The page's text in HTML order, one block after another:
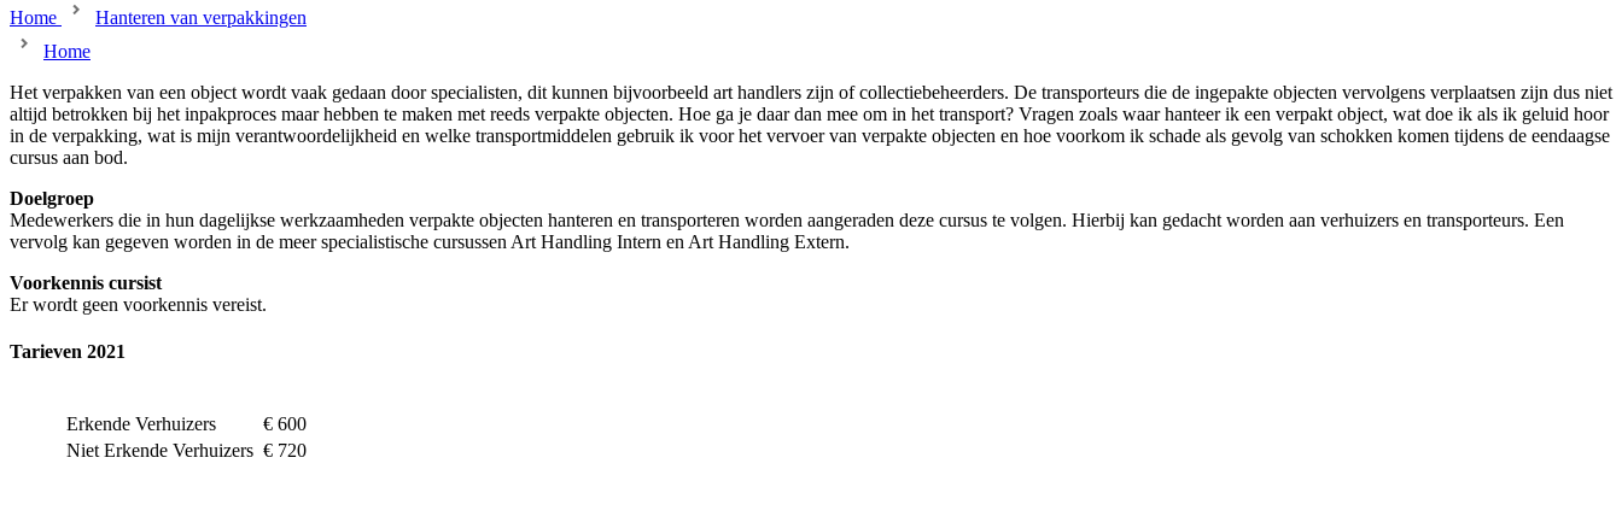
Home
Hanteren van verpakkingen
Home
Het verpakken van een object wordt vaak gedaan door specialisten, dit kunnen bijvoorbeeld art handlers zijn of collectiebeheerders. De transporteurs die de ingepakte objecten vervolgens verplaatsen zijn dus niet
altijd betrokken bij het inpakproces maar hebben te maken met reeds verpakte objecten. Hoe ga je daar dan mee om in het transport? Vragen zoals waar hanteer ik een verpakt object, wat doe ik als ik geluid hoor
in de verpakking, wat is mijn verantwoordelijkheid en welke transportmiddelen gebruik ik voor het vervoer van verpakte objecten en hoe voorkom ik schade als gevolg van schokken komen tijdens de eendaagse
cursus aan bod.
Doelgroep
Medewerkers die in hun dagelijkse werkzaamheden verpakte objecten hanteren en transporteren worden aangeraden deze cursus te volgen. Hierbij kan gedacht worden aan verhuizers en transporteurs. Een
vervolg kan gegeven worden in de meer specialistische cursussen Art Handling Intern en Art Handling Extern.
Voorkennis cursist
Er wordt geen voorkennis vereist.
Tarieven 2021
Erkende Verhuizers
€ 600
Niet Erkende Verhuizers € 720